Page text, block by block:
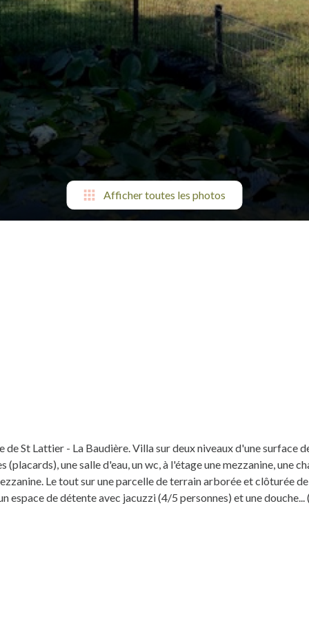
Afficher toutes les photos
St Lattier - La Baudière. Villa sur deux niveaux d'une surface
une salle d'eau, un wc, à l'étage une mezzanine,
Le tout sur une parcelle de terrain arborée et clôturée
espace de détente avec jacuzzi (4/5 personnes) et une